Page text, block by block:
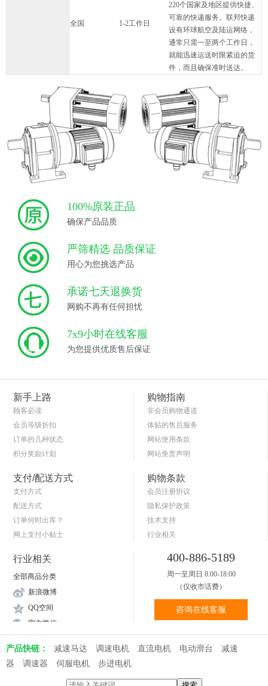
全国 1-2工作日
220个国家及地区提供快捷、
可靠的快递服务。联邦快递
设有环球航空及陆运网络，
通常只需一至两个工作日，
就能迅速运送时限紧迫的货
件，而且确保准时送达。
100%原装正品
确保产品品质
严筛精选 品质保证
用心为您挑选产品
承诺七天退换货
网购不再有任何担忧
7x9小时在线客服
为您提供优质售后保证
新手上路
顾客必读
会员等级折扣
订单的几种状态
积分奖励计划
购物指南
非会员购物通道
体贴的售后服务
网站使用条款
网站免责声明
支付/配送方式
支付方式
配送方式
订单何时出库？
网上支付小贴士
购物条款
会员注册协议
隐私保护政策
技术支持
行业相关
行业相关
全部商品分类
新浪微博
QQ空间
官方微信
400-886-5189
周一至周日 8:00-18:00
（仅收市话费）
咨询在线客服
产品快链： 减速马达 调速电机 直流电机 电动滑台
减速
器
调速器 伺服电机 步进电机